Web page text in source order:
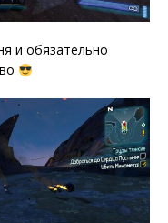
и обязательно